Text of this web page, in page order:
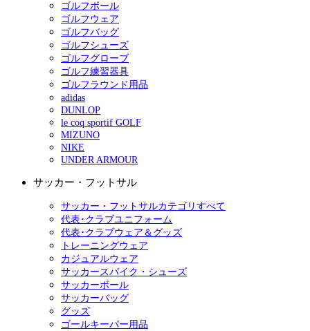
ゴルフボール
ゴルフウェア
ゴルフバッグ
ゴルフシューズ
ゴルフグローブ
ゴルフ練習器具
ゴルフラウンド用品
adidas
DUNLOP
le coq sportif GOLF
MIZUNO
NIKE
UNDER ARMOUR
サッカー・フットサル
サッカー・フットサルカテゴリすべて
代表･クラブユニフォーム
代表･クラブウェア＆グッズ
トレーニングウェア
カジュアルウェア
サッカースパイク・シューズ
サッカーボール
サッカーバッグ
グッズ
ゴールキーパー用品